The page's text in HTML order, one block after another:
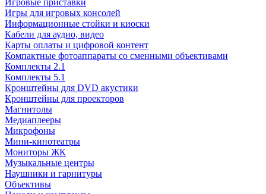
Игровые приставки
Игры для игровых консолей
Информационные стойки и киоски
Кабели для аудио, видео
Карты оплаты и цифровой контент
Компактные фотоаппараты со сменными объективами
Комплекты 2.1
Комплекты 5.1
Кронштейны для DVD акустики
Кронштейны для проекторов
Магнитолы
Медиаплееры
Микрофоны
Мини-кинотеатры
Мониторы ЖК
Музыкальные центры
Наушники и гарнитуры
Объективы